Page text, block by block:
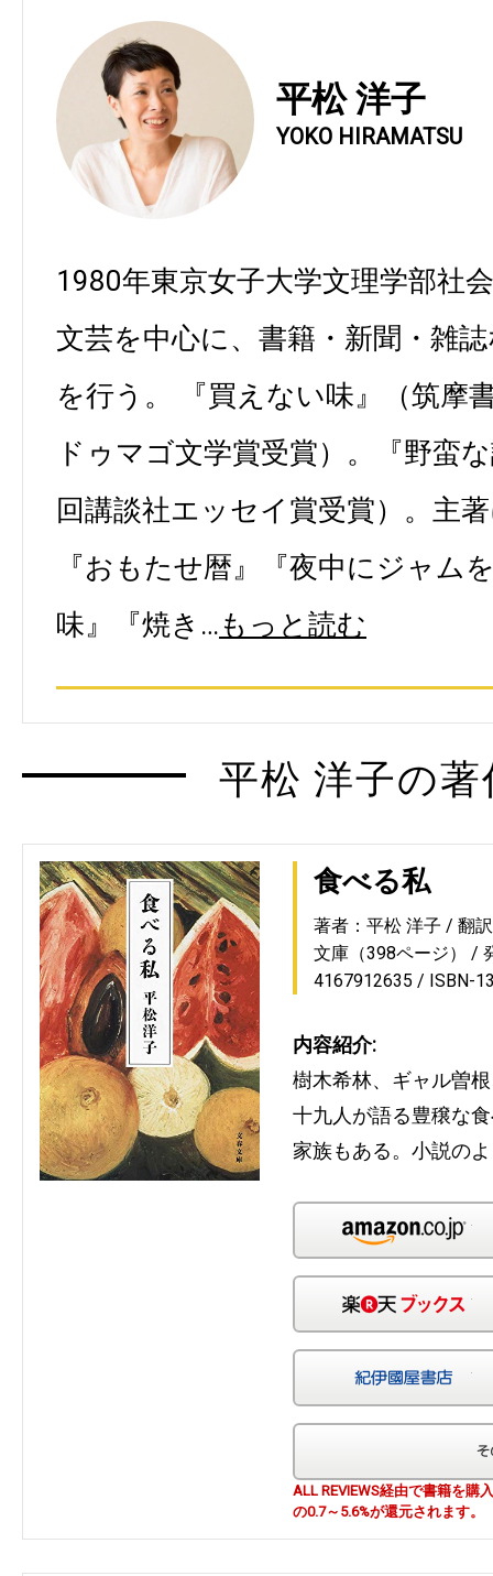
平松 洋子
YOKO HIRAMATSU
1980年東京女子大学文理学部社
文芸を中心に、書籍・新聞・雑
を行う。 『買えない味』（筑摩
ドゥマゴ文学賞受賞）。『野蛮
回講談社エッセイ賞受賞）。主
『おもたせ暦』『夜中にジャム
味』『焼き…もっと読む
平松 洋子の著
食べる私
著者：平松 洋子
翻
文庫（398ページ）
4167912635
ISBN-
内容紹介:
樹木希林、ギャル曽
十九人が語る豊穣な
家族もある。小説の
ALL REVIEWS経由で書籍を購
の0.7～5.6%が還元されます。